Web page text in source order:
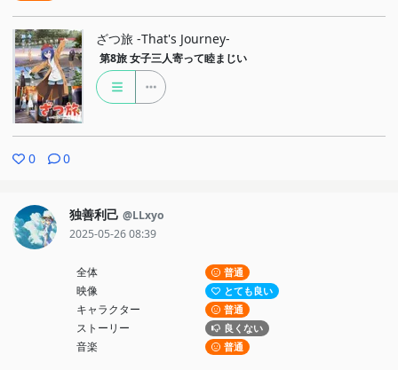
ざつ旅 -That's Journey-
第8旅 女子三人寄って睦まじい
0 0
独善利己 @LLxyo
2025-05-26 08:39
全体 普通
映像 とても良い
キャラクター 普通
ストーリー 良くない
音楽 普通